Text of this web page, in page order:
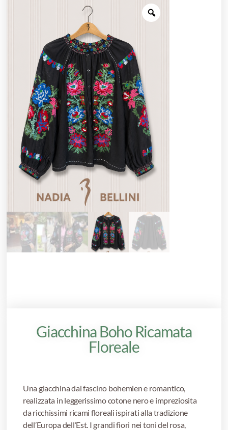
Giacchina Boho Ricamata
Floreale
Una giacchina dal fascino bohemien e romantico,
realizzata in leggerissimo cotone nero e impreziosita
da ricchissimi ricami floreali ispirati alla tradizione
dell’Europa dell’Est. I grandi fiori nei toni del rosa,